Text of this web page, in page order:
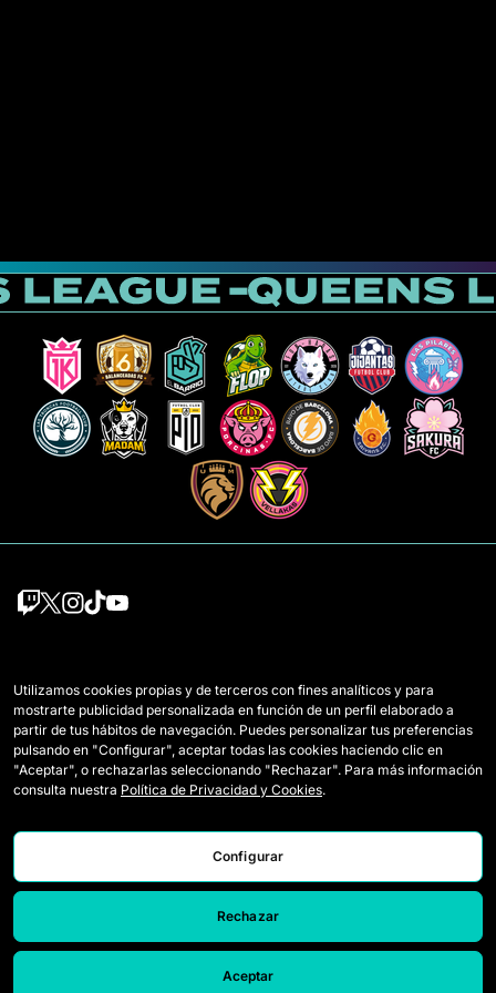
Jugadoras Draft
Wildcards
Partidos
Reglamento
Cómo se juega la Queens
Entradas
Contacto
Utilizamos cookies propias y de terceros con fines analíticos y para
mostrarte publicidad personalizada en función de un perfil elaborado a
partir de tus hábitos de navegación. Puedes personalizar tus preferencias
pulsando en "Configurar", aceptar todas las cookies haciendo clic en
"Aceptar", o rechazarlas seleccionando "Rechazar". Para más información
consulta nuestra Política de Privacidad y Cookies.
Configurar
Rechazar
Aceptar